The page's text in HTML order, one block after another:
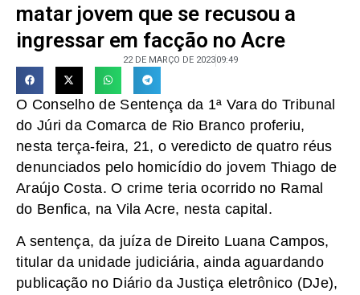
matar jovem que se recusou a
ingressar em facção no Acre
22 DE MARÇO DE 202309:49
O Conselho de Sentença da 1ª Vara do Tribunal
do Júri da Comarca de Rio Branco proferiu,
nesta terça-feira, 21, o veredicto de quatro réus
denunciados pelo homicídio do jovem Thiago de
Araújo Costa. O crime teria ocorrido no Ramal
do Benfica, na Vila Acre, nesta capital.
A sentença, da juíza de Direito Luana Campos,
titular da unidade judiciária, ainda aguardando
publicação no Diário da Justiça eletrônico (DJe),